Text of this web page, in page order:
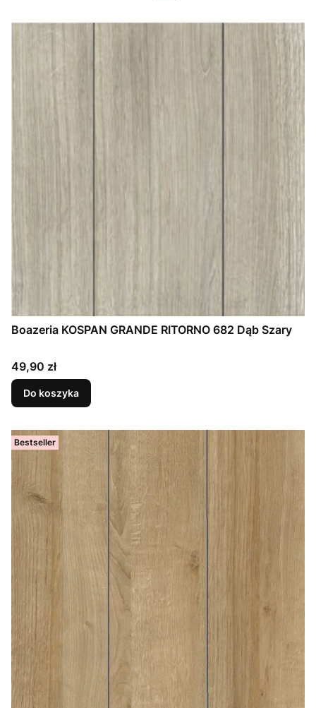
Boazeria KOSPAN GRANDE RITORNO 682 Dąb Szary
Cena
49,90 zł
Do koszyka
Bestseller